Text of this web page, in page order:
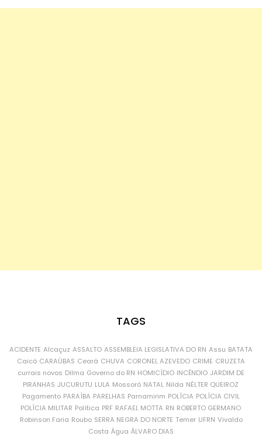
TAGS
ACIDENTE Alcaçuz ASSALTO ASSEMBLEIA LEGISLATIVA DO RN Assu BATATA
Caicó CARAÚBAS Ceará CHUVA CORONEL AZEVEDO CRIME CRUZETA
currais novos Dilma Governo do RN HOMICÍDIO INCÊNDIO JARDIM DE
PIRANHAS JUCURUTU LULA Mossoró NATAL Nilda NÉLTER QUEIROZ
Pagamento PARAÍBA PARELHAS Parnamirim POLÍCIA POLÍCIA CIVIL
POLÍCIA MILITAR Política PRF RAFAEL MOTTA RN ROBERTO GERMANO
Robinson Faria Roubo SERRA NEGRA DO NORTE Temer UFRN Vivaldo
Costa Água ÁLVARO DIAS